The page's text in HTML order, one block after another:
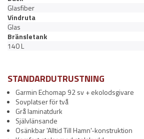
Glasfiber
Vindruta
Glas
Bränsletank
140 L
STANDARDUTRUSTNING
Garmin Echomap 92 sv + ekolodsgivare
Sovplatser för två
Grå laminatdurk
Självlänsande
Osänkbar 'Alltid Till Hamn'-konstruktion